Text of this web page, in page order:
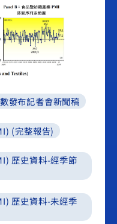
發布記者會新聞稿
(完整報告)
歷史資料-經季節
歷史資料-未經季